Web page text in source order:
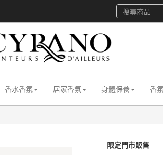
香水香氛 居家香氛 身體保養 香
限定門市販售